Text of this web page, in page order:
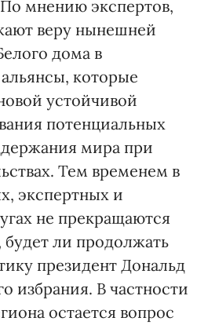
мнению экспертов,
веру нынешней
дома в
которые
устойчивой
потенциальных
мира при
Тем временем в
экспертных и
не прекращаются
ли продолжать
президент Дональд
избрания. В частности
остается вопрос